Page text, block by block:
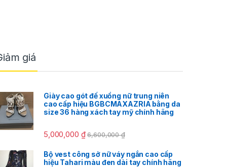
giá
Giày cao gót đế xuồng nữ trung niên
cao cấp hiệu BGBCMAXAZRIA bằng da
size 36 hàng xách tay mỹ chính hãng
5,000,000 ₫ 6,600,000₫
Bộ vest công sở nữ váy ngắn cao cấp
hiệu Tahari màu đen dài tay chính hãng